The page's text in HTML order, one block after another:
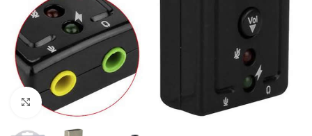
Clique para ampliar